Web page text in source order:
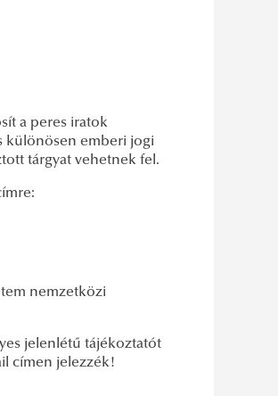
a peres iratok
különösen emberi jogi
tárgyat vehetnek fel.
nemzetközi
jelenlétű tájékoztatót
címen jelezzék!